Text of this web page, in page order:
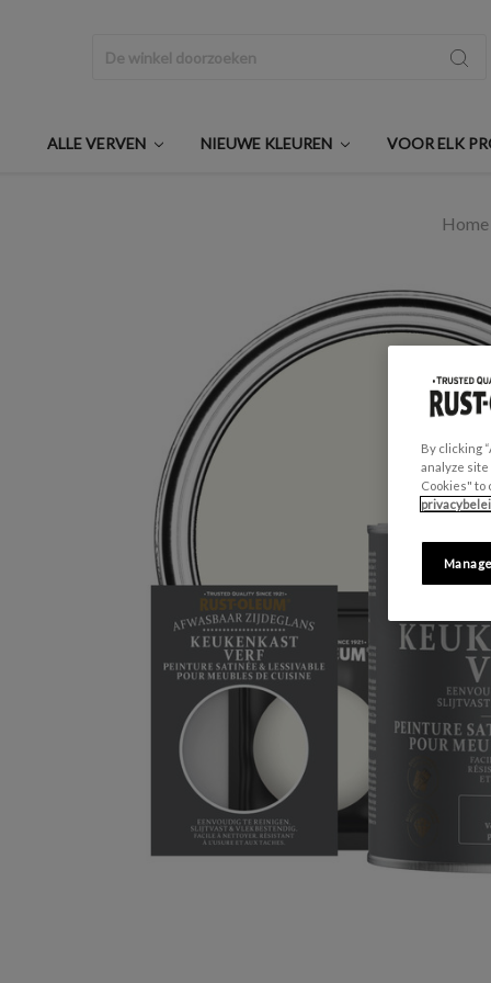
ALLE VERVEN NIEUWE KLEUREN VOOR ELK
Home
By clicking
analyze
Cookies" to